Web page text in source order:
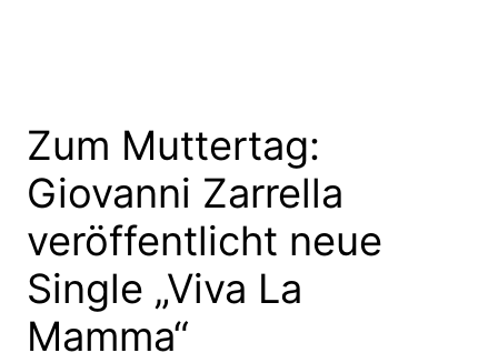
Zum Muttertag:
Giovanni Zarrella
veröffentlicht neue
Single „Viva La
Mamma“